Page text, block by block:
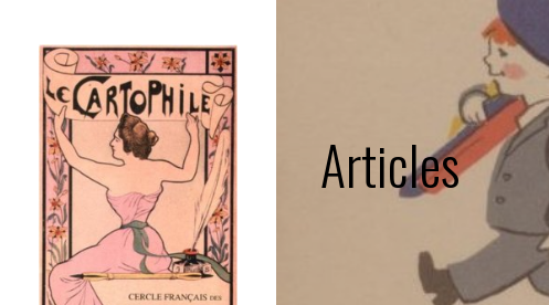
Articles